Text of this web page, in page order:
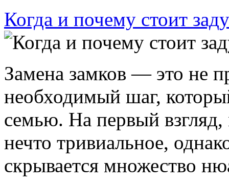
Когда и почему стоит
Замена замков — это не
необходимый шаг,
семью. На первый взгляд,
нечто тривиальное,
скрывается множество